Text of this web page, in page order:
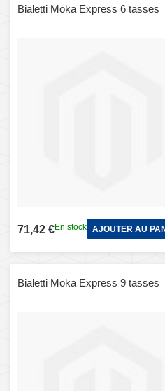
Bialetti Moka Express 6 tasses
71,42 €En stock AJOUTER AU
Bialetti Moka Express 9 tasses